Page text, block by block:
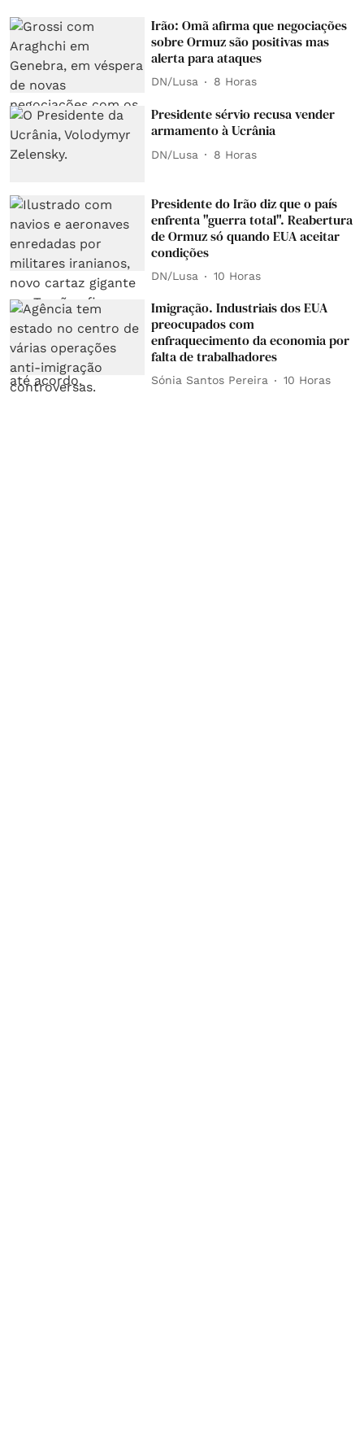
Irão: Omã afirma que negociações
sobre Ormuz são positivas mas
alerta para ataques
DN/Lusa 8 Horas
Presidente sérvio recusa vender
armamento à Ucrânia
DN/Lusa 8 Horas
Presidente do Irão diz que o país
enfrenta "guerra total". Reabertura
de Ormuz só quando EUA aceitar
condições
DN/Lusa 10 Horas
Imigração. Industriais dos EUA
preocupados com
enfraquecimento da economia por
falta de trabalhadores
Sónia Santos Pereira 10 Horas